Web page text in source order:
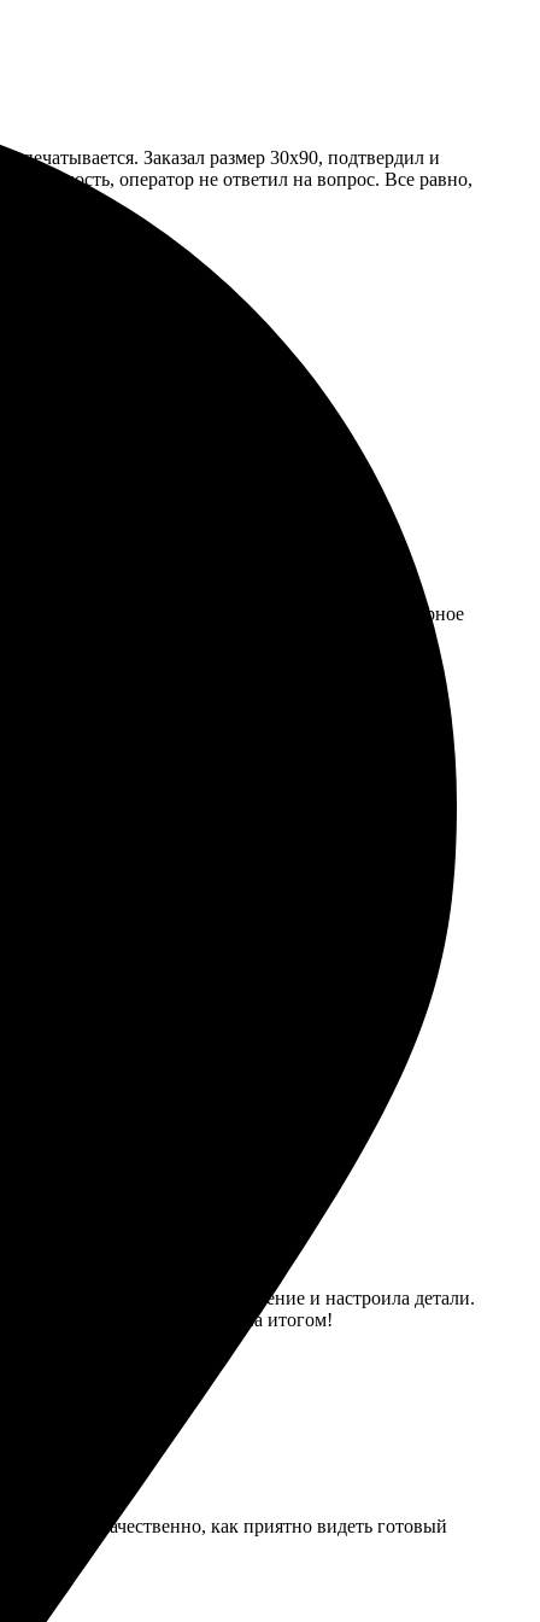
Заказал размер 30х90, подтвердил и
оператор не ответил на вопрос. Все равно,
превзошёл ожидания.
просто выбрала нужный размер. Получила шикарное
текст. Результат превзошел ожидания. Все сделали
оформил на сайте, все просто и понятно.
легко. Выбрала оформление и настроила детали.
состоянии. Очень довольна итогом!
быстро и качественно, как приятно видеть готовый